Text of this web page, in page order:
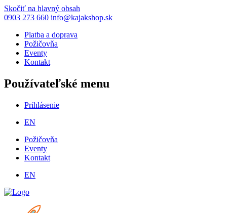
Skočiť na hlavný obsah
0903 273 660 info@kajakshop.sk
Platba a doprava
Požičovňa
Eventy
Kontakt
Používateľské menu
Prihlásenie
EN
Požičovňa
Eventy
Kontakt
EN